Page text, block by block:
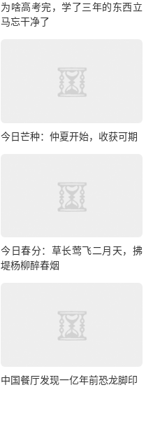
为啥高考完，学了三年的东西立
马忘干净了
今日芒种：仲夏开始，收获可期
今日春分：草长莺飞二月天，拂
堤杨柳醉春烟
中国餐厅发现一亿年前恐龙脚印